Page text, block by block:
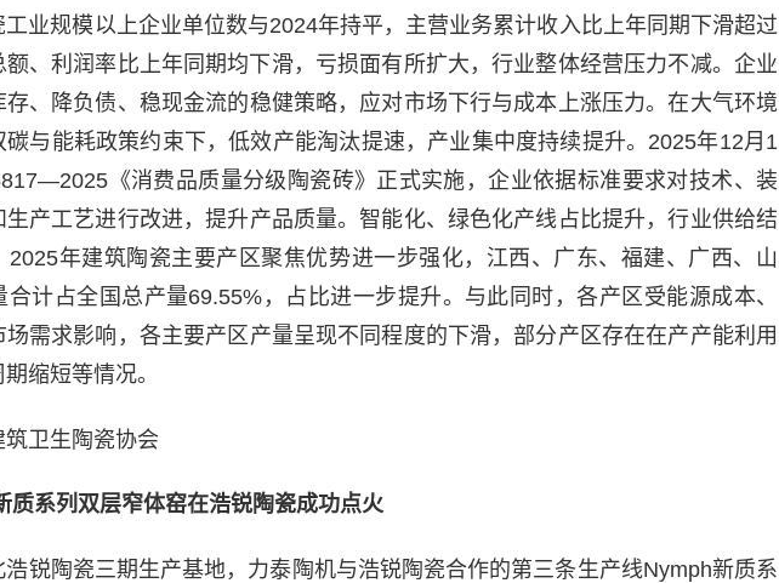
业规模以上企业单位数与2024年持平，主营业务累计收入比上年同期下滑超过
额、利润率比上年同期均下滑，亏损面有所扩大，行业整体经营压力不减。企业
存、降负债、稳现金流的稳健策略，应对市场下行与成本上涨压力。在大气环境
碳与能耗政策约束下，低效产能淘汰提速，产业集中度持续提升。2025年12月1
《消费品质量分级陶瓷砖》正式实施，企业依据标准要求对技术、装
生产工艺进行改进，提升产品质量。智能化、绿色化产线占比提升，行业供给结
2025年建筑陶瓷主要产区聚焦优势进一步强化，江西、广东、福建、广西、山
合计占全国总产量69.55%，占比进一步提升。与此同时，各产区受能源成本、
需求影响，各主要产区产量呈现不同程度的下滑，部分产区存在在产产能利用
缩短等情况。
卫生陶瓷协会
质系列双层窄体窑在浩锐陶瓷成功点火
浩锐陶瓷三期生产基地，力泰陶机与浩锐陶瓷合作的第三条生产线Nymph新质系